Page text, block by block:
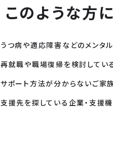
このような方
うつ病や適応障害などのメンタ
再就職や職場復帰を検討してい
サポート方法が分からないご家
支援先を探している企業・支援